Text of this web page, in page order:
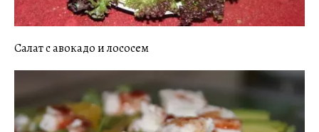
Салат с авокадо и лососем